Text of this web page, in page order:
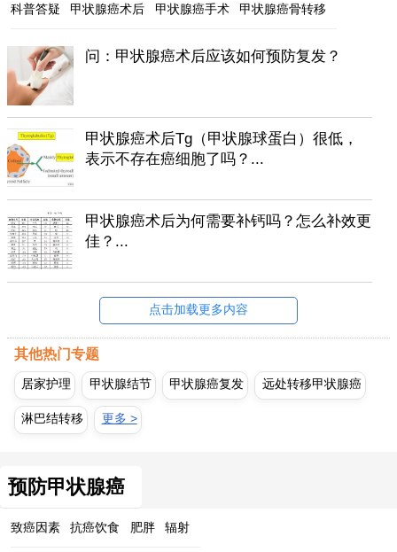
科普答疑 甲状腺癌术后 甲状腺癌手术 甲状腺癌骨转移
问：甲状腺癌术后应该如何预防复发？
甲状腺癌术后Tg（甲状腺球蛋白）很低，
表示不存在癌细胞了吗？...
甲状腺癌术后为何需要补钙吗？怎么补效更
佳？...
点击加载更多内容
其他热门专题
居家护理 甲状腺结节 甲状腺癌复发 远处转移甲状腺癌
淋巴结转移 更多 >
预防甲状腺癌
致癌因素 抗癌饮食 肥胖 辐射